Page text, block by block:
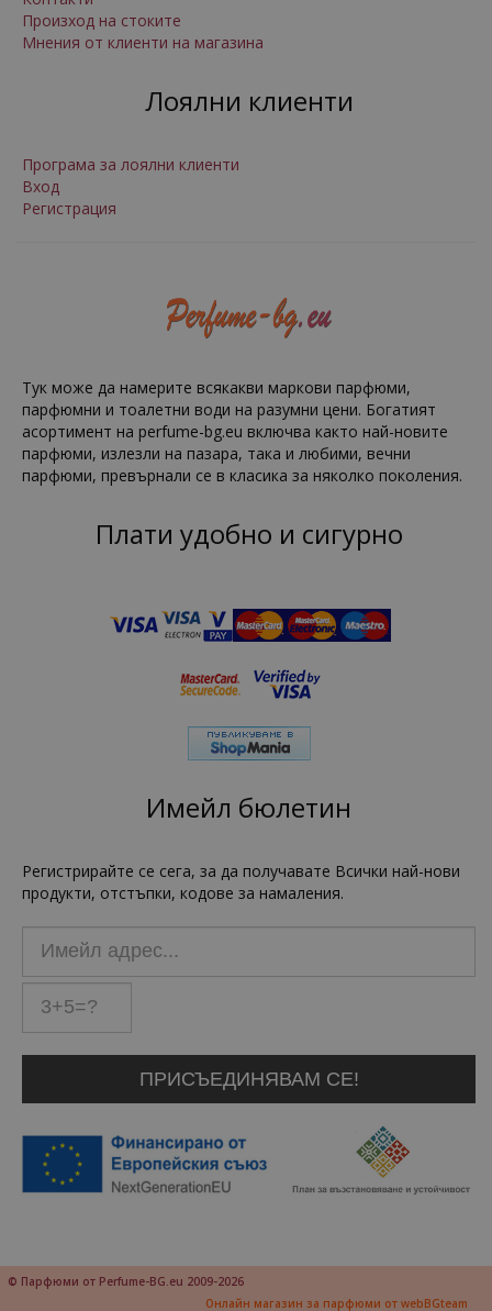
Произход на стоките
Мнения от клиенти на магазина
Лоялни клиенти
Програма за лоялни клиенти
Вход
Регистрация
Тук може да намерите всякакви маркови парфюми,
парфюмни и тоалетни води на разумни цени. Богатият
асортимент на perfume-bg.eu включва както най-новите
парфюми, излезли на пазара, така и любими, вечни
парфюми, превърнали се в класика за няколко поколения.
Плати удобно и сигурно
Имейл бюлетин
Регистрирайте се сега, за да получавате Всички най-нови
продукти, отстъпки, кодове за намаления.
© Парфюми от Perfume-BG.eu 2009-2026
Онлайн магазин за парфюми от webBGteam